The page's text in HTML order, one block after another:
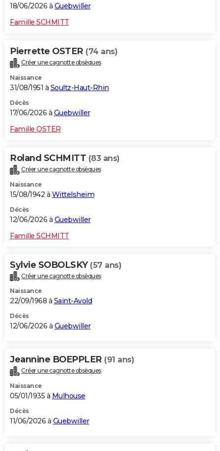
18/06/2026 à Guebwiller
Famille SCHMITT
Pierrette OSTER (74 ans)
Créer une cagnotte obsèques
Naissance
31/08/1951 à Soultz-Haut-Rhin
Décès
17/06/2026 à Guebwiller
Famille OSTER
Roland SCHMITT (83 ans)
Créer une cagnotte obsèques
Naissance
15/08/1942 à Wittelsheim
Décès
12/06/2026 à Guebwiller
Famille SCHMITT
Sylvie SOBOLSKY (57 ans)
Créer une cagnotte obsèques
Naissance
22/09/1968 à Saint-Avold
Décès
12/06/2026 à Guebwiller
Jeannine BOEPPLER (91 ans)
Créer une cagnotte obsèques
Naissance
05/01/1935 à Mulhouse
Décès
11/06/2026 à Guebwiller